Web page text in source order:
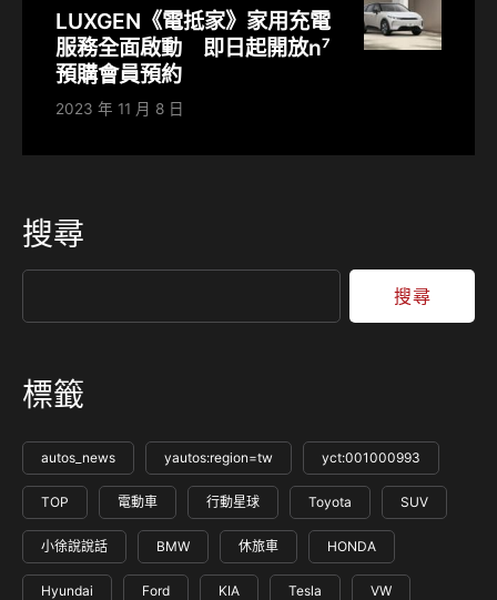
LUXGEN《電抵家》家用充電
服務全面啟動 即日起開放n⁷
預購會員預約
2023 年 11 月 8 日
搜尋
搜尋
標籤
autos_news yautos:region=tw yct:001000993
TOP 電動車 行動星球 Toyota SUV
小徐說說話 BMW 休旅車 HONDA
Hyundai Ford KIA Tesla VW